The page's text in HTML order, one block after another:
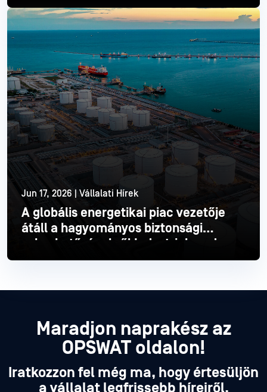
Olvass tovább
Jun 17, 2026 | Vállalati Hírek
A globális energetikai piac vezetője
átáll a hagyományos biztonsági
sebezhetőségekről Industrial modern
Industrial
Olvass tovább
Maradjon naprakész az
OPSWAT oldalon!
Iratkozzon fel még ma, hogy értesüljön
a vállalat legfrissebb híreiről,